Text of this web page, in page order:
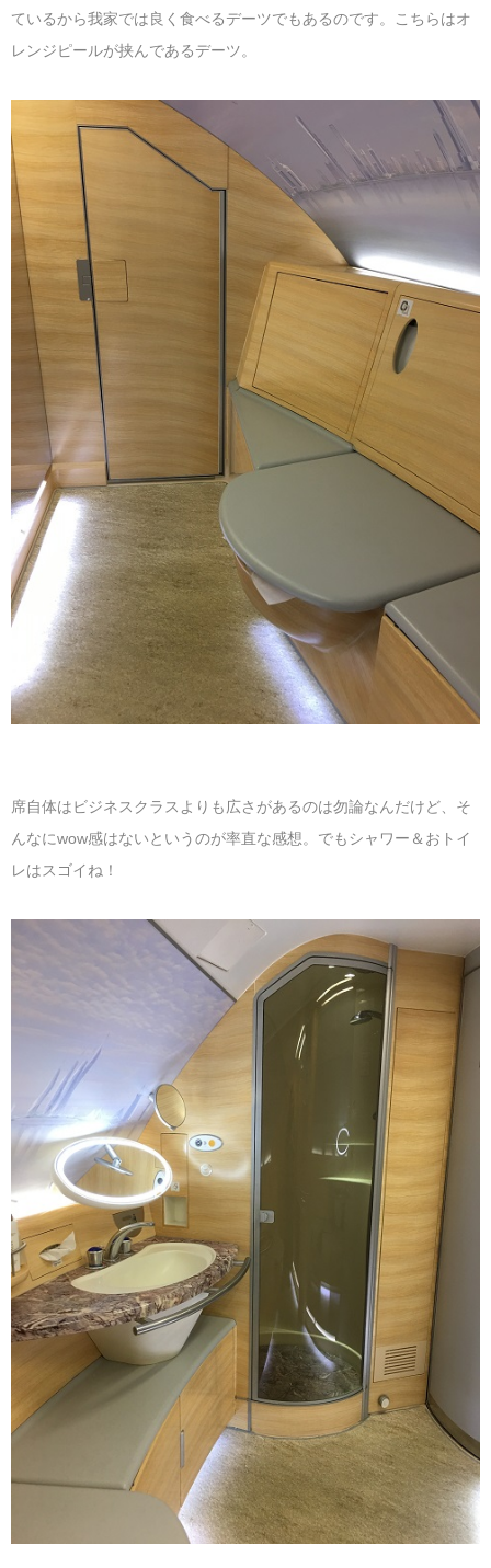
ているから我家では良く食べるデーツでもあるのです。こちらはオ
レンジピールが挟んであるデーツ。
席自体はビジネスクラスよりも広さがあるのは勿論なんだけど、そ
んなにwow感はないというのが率直な感想。でもシャワー＆おトイ
レはスゴイね！